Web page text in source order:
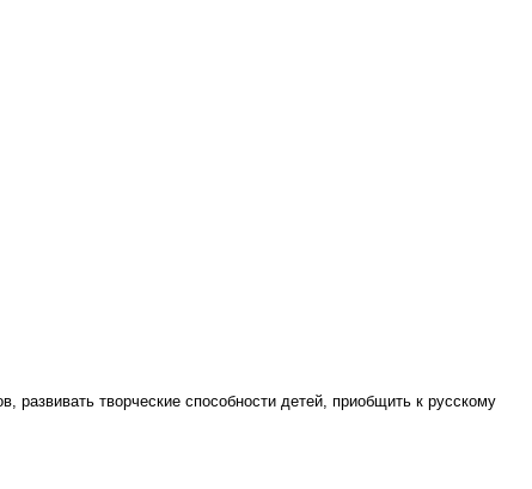
развивать творческие способности детей, приобщить к русскому